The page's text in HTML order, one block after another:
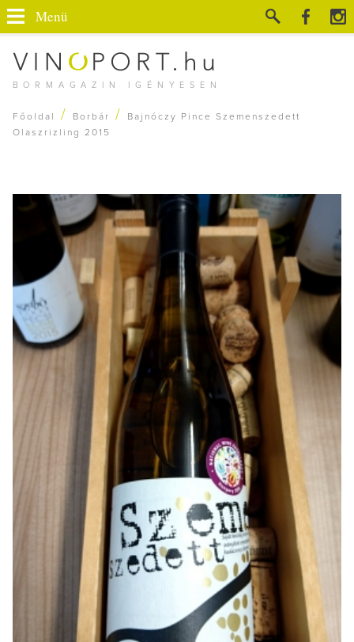
BORMAGAZIN IGÉNYESEN
Menü
Főoldal / Borbár /
Bajnóczy Pince Szemenszedett
Olaszrizling 2015